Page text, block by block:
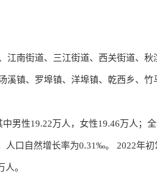
江南街道、​三江街道、​西关街道、​
溪镇、​罗埠镇、​洋埠镇、​乾西乡、​
男性19.22万人，女性19.46万人；
口自然增长率为0.31‰。 2022年初
。